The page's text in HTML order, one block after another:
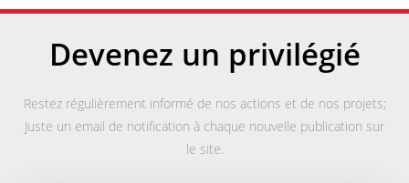
Devenez un privilégié
Restez régulièrement informé de nos actions et de nos projets;
Juste un email de notification à chaque nouvelle publication sur
le site.